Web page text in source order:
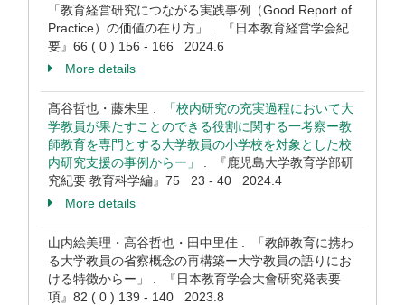
「教育経営研究につながる実践事例（Good Report of
Practice）の価値の在り方」 . 『日本教育経営学会紀
要』66 ( 0 ) 156 - 166 2024.6
More details
髙谷哲也・藤朱里 .
「校内研究の充実過程において大
学教員が果たすことのできる役割に関する一考察ー教
師教育を専門とする大学教員の小学校を対象とした校
内研究支援の事例からー」
. 『鹿児島大学教育学部研
究紀要 教育科学編』75 23 - 40 2024.4
More details
山内絵美理・高谷哲也・田中里佳 . 「教師教育に携わ
る大学教員の省察概念の再構築ー大学教員の語りにお
ける特徴からー」 . 『日本教育学会大會研究発表要
項』82 ( 0 ) 139 - 140 2023.8